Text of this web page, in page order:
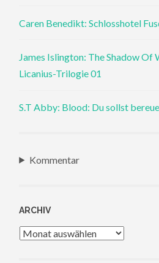
Caren Benedikt: Schlosshotel
James Islington: The Shadow Of
Licanius-Trilogie 01
S.T Abby: Blood: Du sollst
Kommentar
ARCHIV
Archiv